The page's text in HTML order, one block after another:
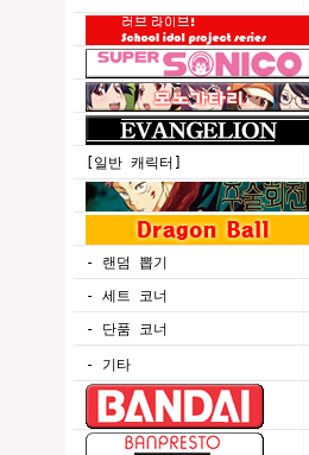
[일반 캐릭터]
- 랜덤 뽑기
- 세트 코너
- 단품 코너
- 기타